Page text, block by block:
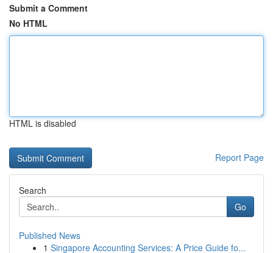
Submit a Comment
No HTML
HTML is disabled
Report Page
Search
Go
Published News
1 Singapore Accounting Services: A Price Guide fo...